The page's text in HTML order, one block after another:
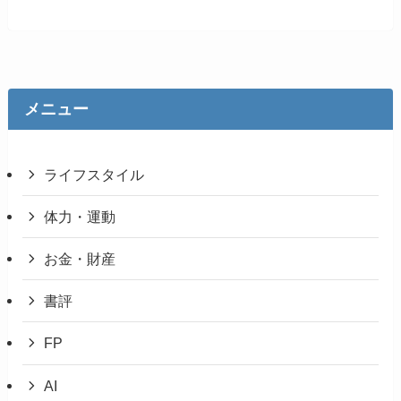
メニュー
ライフスタイル
体力・運動
お金・財産
書評
FP
AI